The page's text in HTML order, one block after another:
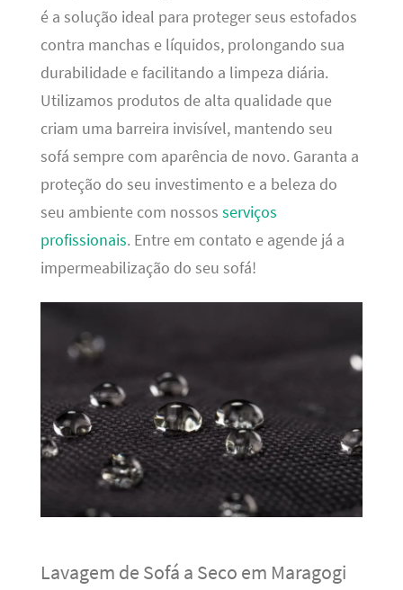
é a solução ideal para proteger seus estofados
contra manchas e líquidos, prolongando sua
durabilidade e facilitando a limpeza diária.
Utilizamos produtos de alta qualidade que
criam uma barreira invisível, mantendo seu
sofá sempre com aparência de novo. Garanta a
proteção do seu investimento e a beleza do
seu ambiente com nossos serviços
profissionais. Entre em contato e agende já a
impermeabilização do seu sofá!
Lavagem de Sofá a Seco em Maragogi